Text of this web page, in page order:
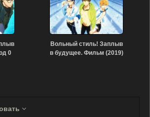
0
Вольный стиль! Заплыв
в будущее. Фильм (2019)